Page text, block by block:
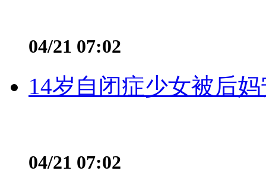
04/21 07:02
14岁自闭症少女被后
04/21 07:02